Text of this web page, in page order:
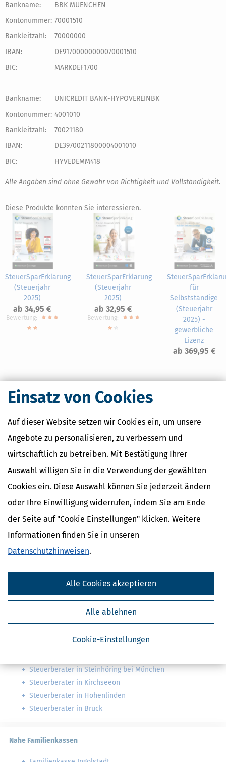
Einsatz von Cookies
Auf dieser Website setzen wir Cookies ein, um unsere
Angebote zu personalisieren, zu verbessern und
wirtschaftlich zu betreiben. Mit Bestätigung Ihrer
Auswahl willigen Sie in die Verwendung der gewählten
Cookies ein. Diese Auswahl können Sie jederzeit ändern
oder Ihre Einwilligung widerrufen, indem Sie am Ende
der Seite auf "Cookie Einstellungen" klicken. Weitere
Informationen finden Sie in unseren
Datenschutzhinweisen.
Cookie-Einstellungen
Alle ablehnen
Alle Cookies akzeptieren
Bankname:
BBK MUENCHEN
Kontonummer: 70001510
Bankleitzahl:
70000000
IBAN:
DE91700000000070001510
BIC:
MARKDEF1700
Bankname:
UNICREDIT BANK-HYPOVEREINBK
Kontonummer: 4001010
Bankleitzahl:
70021180
IBAN:
DE39700211800004001010
BIC:
HYVEDEMM418
Alle Angaben sind ohne Gewähr von Richtigkeit und Vollständigkeit.
Diese Produkte könnten Sie interessieren.
SteuerSparErklärung
(Steuerjahr
2025)
ab 34,95 €
Bewertung:
SteuerSparErklärung
(Steuerjahr
2025)
ab 32,95 €
Bewertung:
für
Selbstständige
(Steuerjahr
2025) -
gewerbliche
Lizenz
ab 369,95 €
Nahe Finanzämter
Finanzamt Eichstätt
Finanzamt Erding
Finanzamt Ingolstadt
Finanzamtsuche
Finanzämter in Bayern
Steuerberater in Steinhöring bei München
Steuerberater in Kirchseeon
Steuerberater in Hohenlinden
Steuerberater in Bruck
Nahe Familienkassen